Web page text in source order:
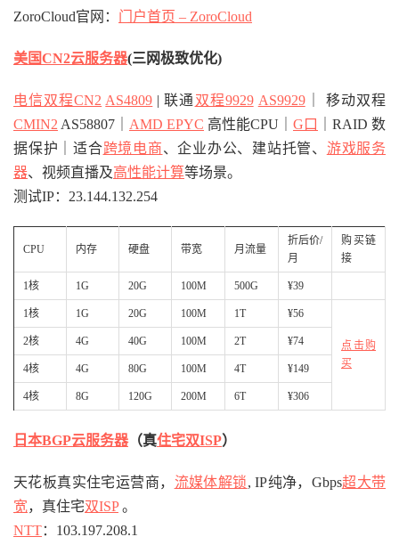
ZoroCloud官网： 门户首页 – ZoroCloud
美国CN2云服务器(三网极致优化)
电信双程CN2 AS4809 | 联通 双程9929 AS9929｜ 移动双程
CMIN2 AS58807｜ AMD EPYC 高性能CPU｜ G口
｜RAID 数
据保护｜适合跨境电商、企业办公、建站托管、 游戏服务
器、视频直播及高性能计算等场景。
测试IP：23.144.132.254
CPU 内存 硬盘 带宽 月流量
折后价/
月
购买链
接
1核 1G 20G 100M 500G ¥39
1核 1G 20G 100M 1T ¥56
点击购
买
2核 4G 40G 100M 2T ¥74
4核 4G 80G 100M 4T ¥149
4核 8G 120G 200M 6T ¥306
日本BGP云服务器（真住宅双ISP）
天花板真实住宅运营商， 流媒体解锁, IP纯净，Gbps超大带
宽，真住宅双ISP。
NTT：103.197.208.1